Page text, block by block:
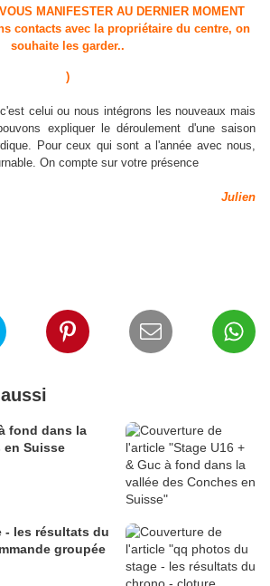
MANIFESTER AU DERNIER MOMENT
contacts avec la propriétaire du centre, on
souhaite les garder..
)
celui ou nous intégrons les nouveaux mais
expliquer le déroulement d'une saison
Pour ceux qui sont a l'année avec nous,
On compte sur votre présence
Julien
fond dans la
en Suisse
les résultats du
groupée